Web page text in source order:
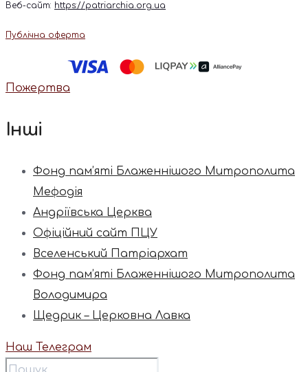
Веб-сайт: https://patriarchia.org.ua
Публічна оферта
Пожертва
Інші
Фонд пам’яті Блаженнішого Митрополита
Мефодія
Андріївська Церква
Офіційний сайт ПЦУ
Вселенський Патріархат
Фонд пам’яті Блаженнішого Митрополита
Володимира
Щедрик – Церковна Лавка
Наш Телеграм